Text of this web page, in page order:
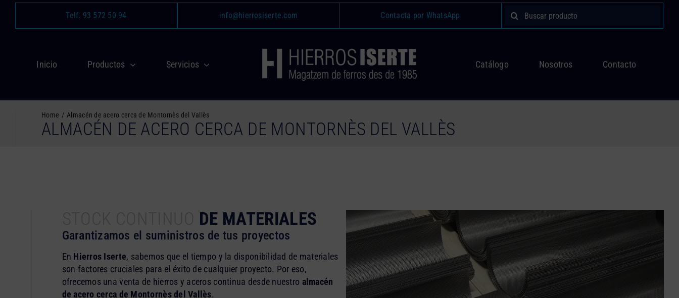
Saltar
contenido
Telf. 93 572 50 94 info@hierrosiserte.com Contacta por WhatsApp Buscar:
Inicio Productos Servicios Catálogo Nosotros Contacto
Home Almacén de acero cerca de Montornès del Vallès
ALMACÉN DE ACERO CERCA DE MONTORNÈS DEL VALLÈS
DE MATERIALES
Garantizamos el suministros de tus proyectos
En Hierros Iserte, sabemos que el tiempo y la disponibilidad de materiales
son factores cruciales para el éxito de cualquier proyecto. Por eso,
ofrecemos una venta de hierros y aceros continua desde nuestro almacén
de acero cerca de Montornès del Vallès.